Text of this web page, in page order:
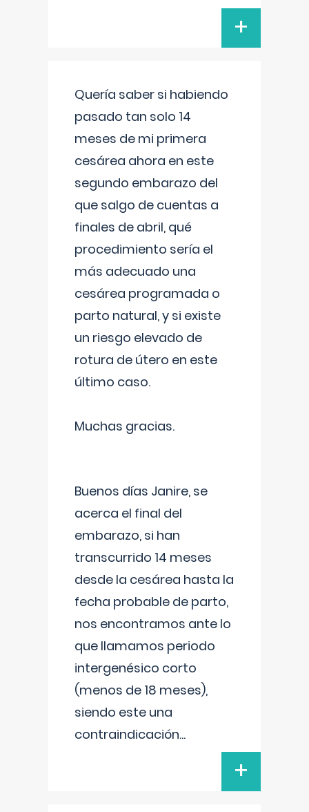
+
Quería saber si habiendo
pasado tan solo 14
meses de mi primera
cesárea ahora en este
segundo embarazo del
que salgo de cuentas a
finales de abril, qué
procedimiento sería el
más adecuado una
cesárea programada o
parto natural, y si existe
un riesgo elevado de
rotura de útero en este
último caso.
Muchas gracias.
Buenos días Janire, se
acerca el final del
embarazo, si han
transcurrido 14 meses
desde la cesárea hasta la
fecha probable de parto,
nos encontramos ante lo
que llamamos periodo
intergenésico corto
(menos de 18 meses),
siendo este una
contraindicación...
+